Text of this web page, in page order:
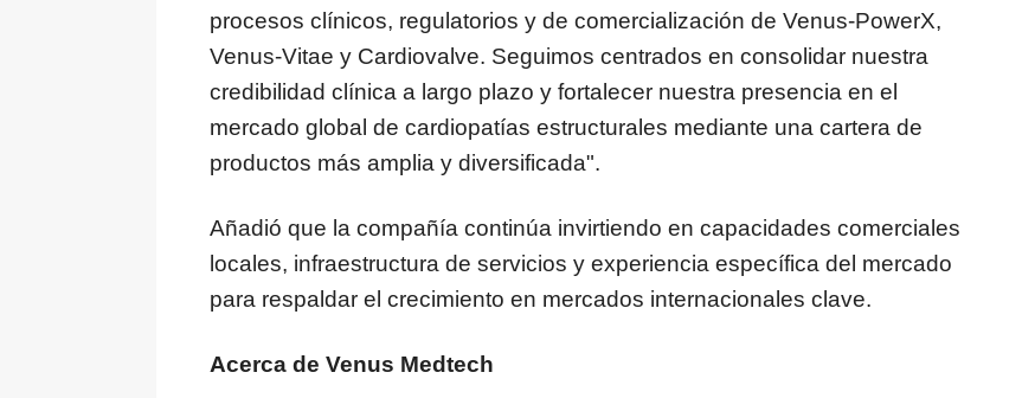
procesos clínicos, regulatorios y de comercialización de Venus-PowerX,
Venus-Vitae y Cardiovalve. Seguimos centrados en consolidar nuestra
credibilidad clínica a largo plazo y fortalecer nuestra presencia en el
mercado global de cardiopatías estructurales mediante una cartera de
productos más amplia y diversificada".
Añadió que la compañía continúa invirtiendo en capacidades comerciales
locales, infraestructura de servicios y experiencia específica del mercado
para respaldar el crecimiento en mercados internacionales clave.
Acerca de Venus Medtech